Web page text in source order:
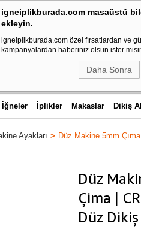
igneiplikburada.com masaüstü
ekleyin.
igneiplikburada.com özel fırsatlardan ve
kampanyalardan haberiniz olsun ister
Daha Sonra
İğneler İplikler Makaslar Dikiş
Ayakları Düz Makine 5mm
Düz
Çima |
Düz